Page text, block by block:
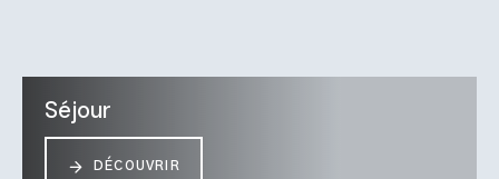
Séjour
DÉCOUVRIR